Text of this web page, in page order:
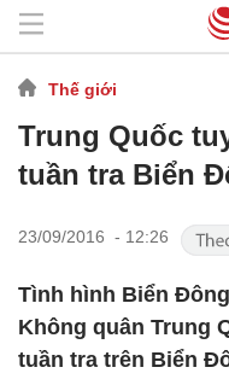
Thế giới
Trung Quốc
tuần tra Biển
23/09/2016 - 12:26
Tình hình Biển
Không quân Trung
tuần tra trên Biển